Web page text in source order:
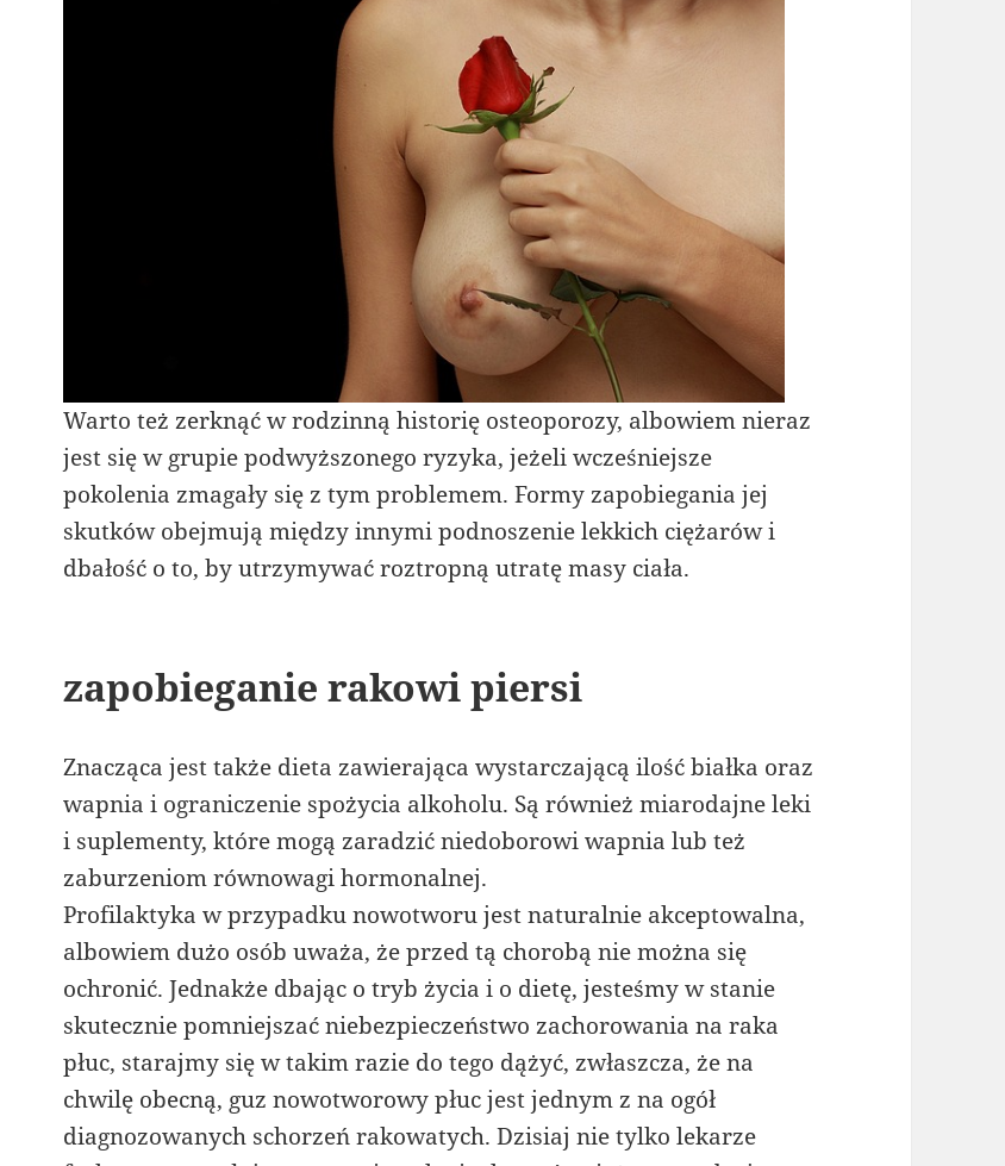
Warto też zerknąć w rodzinną historię osteoporozy, albowiem nieraz
jest się w grupie podwyższonego ryzyka, jeżeli wcześniejsze
pokolenia zmagały się z tym problemem. Formy zapobiegania jej
skutków obejmują między innymi podnoszenie lekkich ciężarów i
dbałość o to, by utrzymywać roztropną utratę masy ciała.
zapobieganie rakowi piersi
Znacząca jest także dieta zawierająca wystarczającą ilość białka oraz
wapnia i ograniczenie spożycia alkoholu. Są również miarodajne leki
i suplementy, które mogą zaradzić niedoborowi wapnia lub też
zaburzeniom równowagi hormonalnej.
Profilaktyka w przypadku nowotworu jest naturalnie akceptowalna,
albowiem dużo osób uważa, że przed tą chorobą nie można się
ochronić. Jednakże dbając o tryb życia i o dietę, jesteśmy w stanie
skutecznie pomniejszać niebezpieczeństwo zachorowania na raka
płuc, starajmy się w takim razie do tego dążyć, zwłaszcza, że na
chwilę obecną, guz nowotworowy płuc jest jednym z na ogół
diagnozowanych schorzeń rakowatych. Dzisiaj nie tylko lekarze